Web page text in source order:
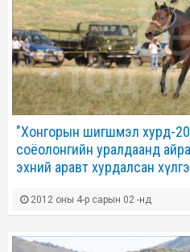
"Хонгорын шигшмэл хурд-
соёолонгийн уралдаанд
эхний аравт хурдалсан
2012 оны 4-р сарын 02 -нд